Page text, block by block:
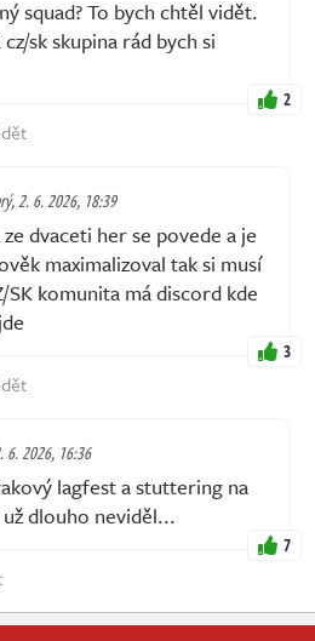
squad? To bych chtěl vidět.
sk skupina rád bych si
2
2. 6. 2026, 18:39
dvaceti her se povede a je
maximalizoval tak si musí
komunita má discord kde
3
6. 2026, 16:36
lagfest a stuttering na
dlouho neviděl...
7